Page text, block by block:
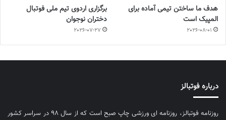
هدف ما ساختن تیمی آماده برای
المپیک است
2026-08-01
برگزاری اردوی تیم ملی فوتبال
دختران نوجوان
2026-07-27
درباره فوتبالز
روزنامه فوتبالز، روزنامه ای ورزشی چاپ صبح است که از سال ۹۸ در سراسر کشور